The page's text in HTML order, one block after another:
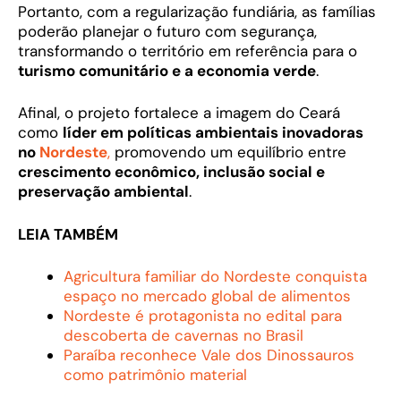
Portanto, com a regularização fundiária, as famílias
poderão planejar o futuro com segurança,
transformando o território em referência para o
turismo comunitário e a economia verde.
Afinal, o projeto fortalece a imagem do Ceará
como líder em políticas ambientais inovadoras
no Nordeste, promovendo um equilíbrio entre
crescimento econômico, inclusão social e
preservação ambiental.
LEIA TAMBÉM
Agricultura familiar do Nordeste conquista
espaço no mercado global de alimentos
Nordeste é protagonista no edital para
descoberta de cavernas no Brasil
Paraíba reconhece Vale dos Dinossauros
como patrimônio material